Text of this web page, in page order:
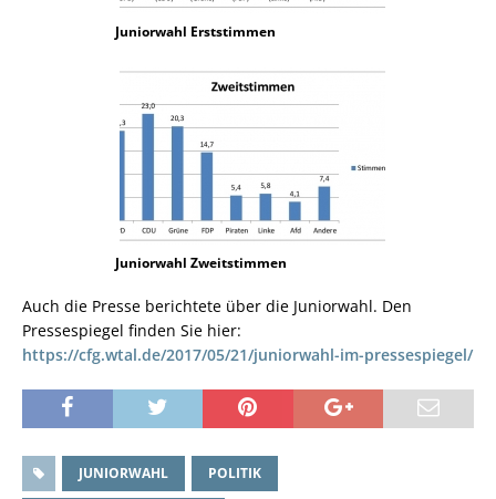
Juniorwahl Erststimmen
Juniorwahl Zweitstimmen
Auch die Presse berichtete über die Juniorwahl. Den
Pressespiegel finden Sie hier:
https://cfg.wtal.de/2017/05/21/juniorwahl-im-pressespiegel/
JUNIORWAHL POLITIK